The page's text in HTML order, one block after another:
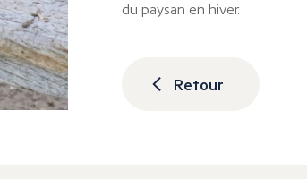
du paysan en hiver.
Retour